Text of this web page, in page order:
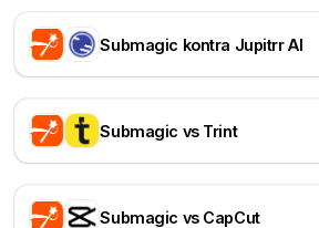
Submagic kontra Jupitrr AI
Submagic vs Trint
Submagic vs CapCut